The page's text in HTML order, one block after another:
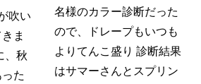
吹い
ま
、秋
た
名様のカラー診断だった
ので、ドレープもいつも
よりてんこ盛り 診断結果
はサマーさんとスプリン